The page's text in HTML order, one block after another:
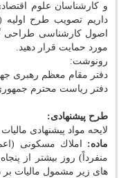
و كارشناسان علوم
داریم تصویب طرح
اصول كارشناسی
مورد حمایت قرار دهید.
رونوشت:
دفتر مقام معظم رهبری
دفتر ریاست محترم
طرح پیشنهادی:
لایحه مواد پیشنهادی
ماده:
املاك مسكونی
منفرداً) روز بیشتر از
های زیر مشمول مالیات